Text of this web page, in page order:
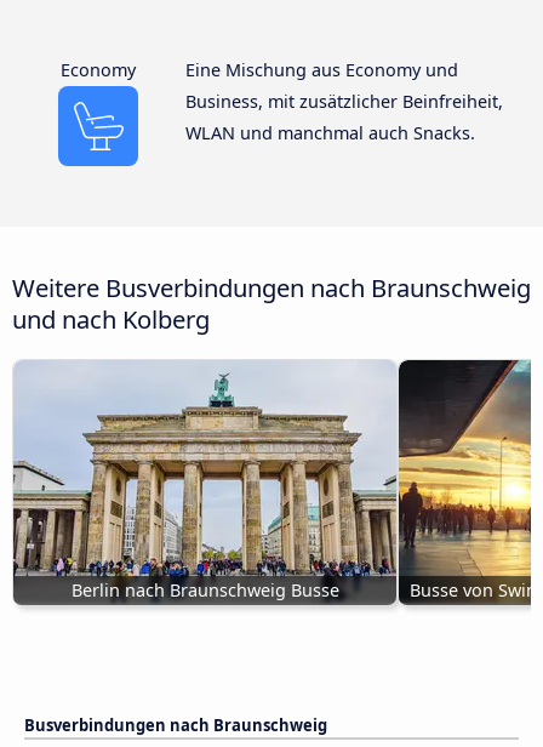
Economy
Eine Mischung aus Economy und
Business, mit zusätzlicher Beinfreiheit,
WLAN und manchmal auch Snacks.
Weitere Busverbindungen nach Braunschweig
und nach Kolberg
Berlin nach Braunschweig Busse Busse von
Busverbindungen nach Braunschweig